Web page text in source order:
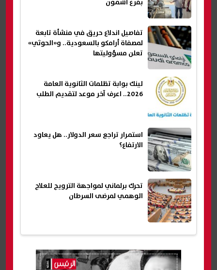
بفرع أشمون
تفاصيل اندلاع حريق في منشأة تابعة
لمصفاة أرامكو بالسعودية.. و«الحوثي»
تعلن مسؤوليتها
لينك بوابة تظلمات الثانوية العامة
2026.. اعرف آخر موعد لتقديم الطلب
استمرار تراجع سعر الدولار.. هل يعاود
الارتفاع؟
تحرك برلماني لمواجهة الترويج للعلاج
الوهمي لمرضى السرطان